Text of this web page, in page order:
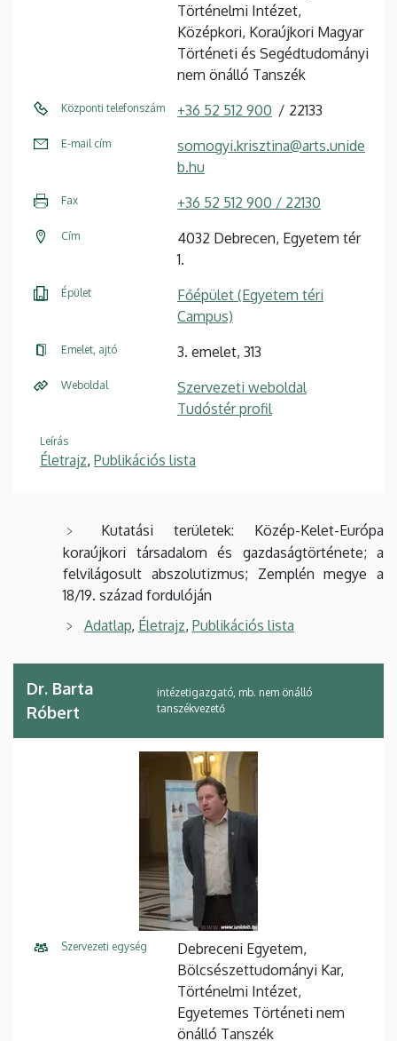
Történelmi Intézet,
Középkori, Koraújkori Magyar
Történeti és Segédtudományi
nem önálló Tanszék
Központi telefonszám +36 52 512 900 22133
E-mail cím
somogyi.krisztina@arts.unide
b.hu
Fax +36 52 512 900 / 22130
Cím
4032 Debrecen, Egyetem tér
1.
Épület
Főépület (Egyetem téri
Campus)
Emelet, ajtó 3. emelet, 313
Weboldal
Szervezeti weboldal
Tudóstér profil
Leírás
Életrajz, Publikációs lista
Kutatási területek: Közép-Kelet-Európa
koraújkori társadalom és gazdaságtörténete; a
felvilágosult abszolutizmus; Zemplén megye a
18/19. század fordulóján
Adatlap, Életrajz, Publikációs lista
Dr. Barta
Róbert
intézetigazgató, mb. nem önálló
tanszékvezető
Szervezeti egység
Debreceni Egyetem,
Bölcsészettudományi Kar,
Történelmi Intézet,
Egyetemes Történeti nem
önálló Tanszék